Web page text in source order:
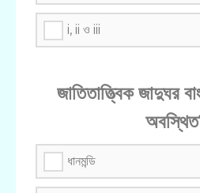
i, ii ও iii
জাতিতাত্ত্বিক জাদুঘর
ধানমন্ডি